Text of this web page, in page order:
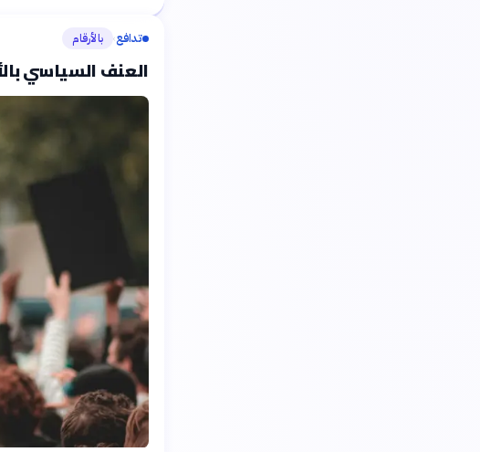
تدافع› بالأرقام
العنف السياسي بالأرقام — 200 مليون شخص